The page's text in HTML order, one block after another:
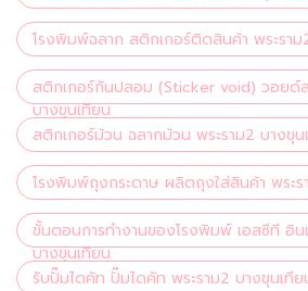
โรงพิมพ์ฉลาก สติกเกอร์ติดสินค้า พระราม
สติกเกอร์กันปลอม (Sticker void) วอยด์
บางขุนเทียน
สติกเกอร์ม้วน ฉลากม้วน พระราม2 บางขุน
โรงพิมพ์ถุงกระดาษ ผลิตถุงใส่สินค้า พระร
ขั้นตอนการทำงานของโรงพิมพ์ เอสซีที อิน
บางขุนเทียน
รับปั๊มไดคัท ปั๊มไดคัท พระราม2 บางขุนเทีย